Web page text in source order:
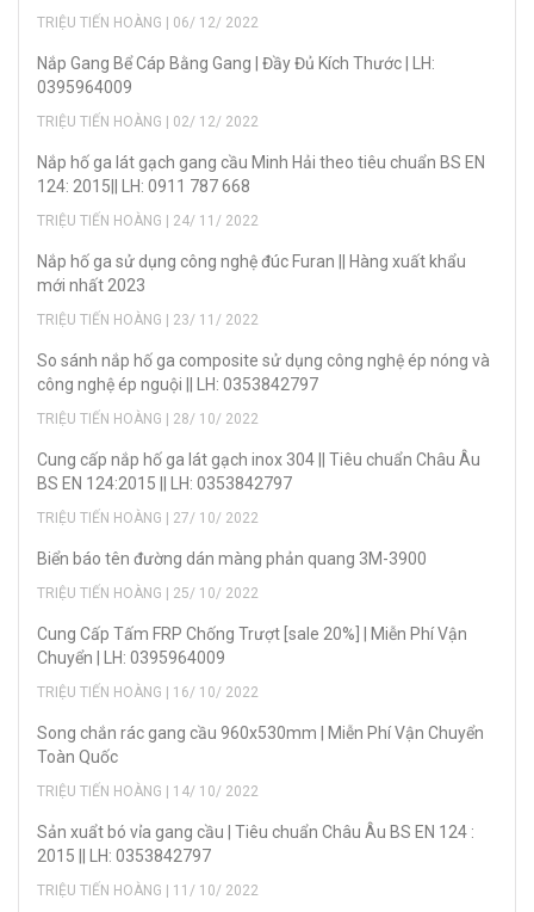
TRIỆU TIẾN HOÀNG | 06/ 12/ 2022
Nắp Gang Bể Cáp Bằng Gang | Đầy Đủ Kích Thước | LH:
0395964009
TRIỆU TIẾN HOÀNG | 02/ 12/ 2022
Nắp hố ga lát gạch gang cầu Minh Hải theo tiêu chuẩn BS EN
124: 2015|| LH: 0911 787 668
TRIỆU TIẾN HOÀNG | 24/ 11/ 2022
Nắp hố ga sử dụng công nghệ đúc Furan || Hàng xuất khẩu
mới nhất 2023
TRIỆU TIẾN HOÀNG | 23/ 11/ 2022
So sánh nắp hố ga composite sử dụng công nghệ ép nóng và
công nghệ ép nguội || LH: 0353842797
TRIỆU TIẾN HOÀNG | 28/ 10/ 2022
Cung cấp nắp hố ga lát gạch inox 304 || Tiêu chuẩn Châu Âu
BS EN 124:2015 || LH: 0353842797
TRIỆU TIẾN HOÀNG | 27/ 10/ 2022
Biển báo tên đường dán màng phản quang 3M-3900
TRIỆU TIẾN HOÀNG | 25/ 10/ 2022
Cung Cấp Tấm FRP Chống Trượt [sale 20%] | Miễn Phí Vận
Chuyển | LH: 0395964009
TRIỆU TIẾN HOÀNG | 16/ 10/ 2022
Song chắn rác gang cầu 960x530mm | Miễn Phí Vận Chuyển
Toàn Quốc
TRIỆU TIẾN HOÀNG | 14/ 10/ 2022
Sản xuẩt bó vỉa gang cầu | Tiêu chuẩn Châu Âu BS EN 124 :
2015 || LH: 0353842797
TRIỆU TIẾN HOÀNG | 11/ 10/ 2022